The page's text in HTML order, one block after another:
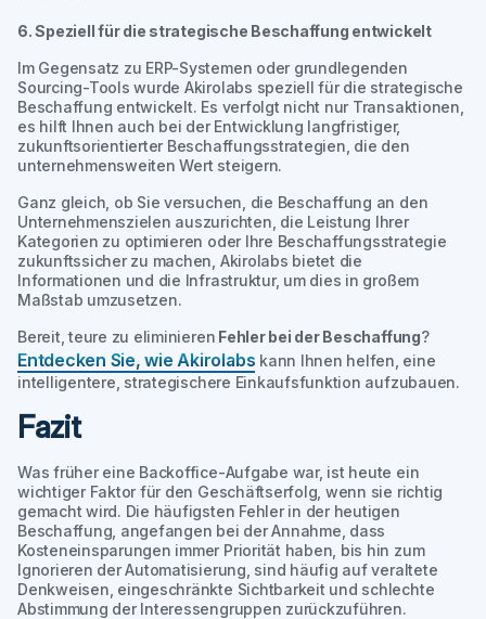
6. Speziell für die strategische Beschaffung entwickelt
Im Gegensatz zu ERP-Systemen oder grundlegenden
Sourcing-Tools wurde Akirolabs speziell für die strategische
Beschaffung entwickelt. Es verfolgt nicht nur Transaktionen,
es hilft Ihnen auch bei der Entwicklung langfristiger,
zukunftsorientierter Beschaffungsstrategien, die den
unternehmensweiten Wert steigern.
Ganz gleich, ob Sie versuchen, die Beschaffung an den
Unternehmenszielen auszurichten, die Leistung Ihrer
Kategorien zu optimieren oder Ihre Beschaffungsstrategie
zukunftssicher zu machen, Akirolabs bietet die
Informationen und die Infrastruktur, um dies in großem
Maßstab umzusetzen.
Bereit, teure zu eliminieren Fehler bei der Beschaffung?
Entdecken Sie, wie Akirolabs kann Ihnen helfen, eine
intelligentere, strategischere Einkaufsfunktion aufzubauen.
Fazit
Was früher eine Backoffice-Aufgabe war, ist heute ein
wichtiger Faktor für den Geschäftserfolg, wenn sie richtig
gemacht wird. Die häufigsten Fehler in der heutigen
Beschaffung, angefangen bei der Annahme, dass
Kosteneinsparungen immer Priorität haben, bis hin zum
Ignorieren der Automatisierung, sind häufig auf veraltete
Denkweisen, eingeschränkte Sichtbarkeit und schlechte
Abstimmung der Interessengruppen zurückzuführen.